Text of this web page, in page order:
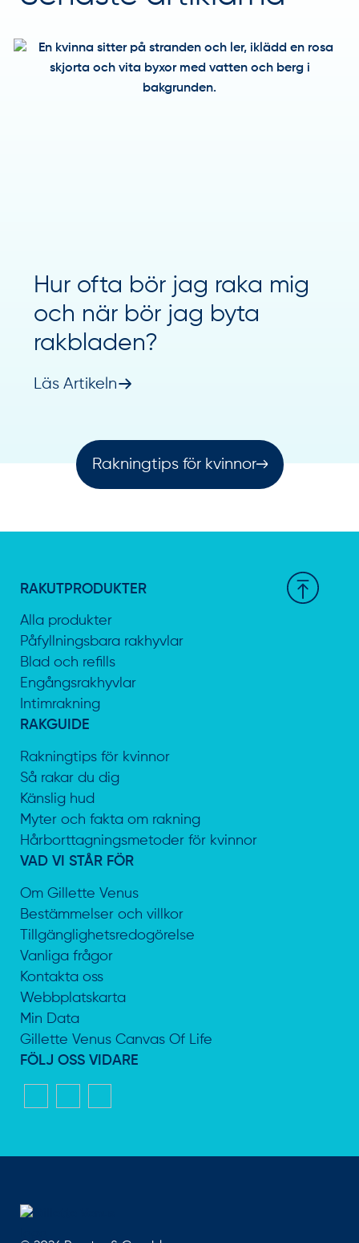
Hur ofta bör jag raka mig
och när bör jag byta
rakbladen?
Läs Artikeln
Rakningtips för kvinnor
RAKUTPRODUKTER
Alla produkter
Påfyllningsbara rakhyvlar
Blad och refills
Engångsrakhyvlar
Intimrakning
RAKGUIDE
Rakningtips för kvinnor
Så rakar du dig
Känslig hud
Myter och fakta om rakning
Hårborttagningsmetoder för kvinnor
VAD VI STÅR FÖR
Om Gillette Venus
Bestämmelser och villkor
Tillgänglighetsredogörelse
Vanliga frågor
Kontakta oss
Webbplatskarta
Min Data
Gillette Venus Canvas Of Life
FÖLJ OSS VIDARE